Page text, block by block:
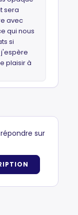
sera
avec
qui nous
si
plaisir à
sur